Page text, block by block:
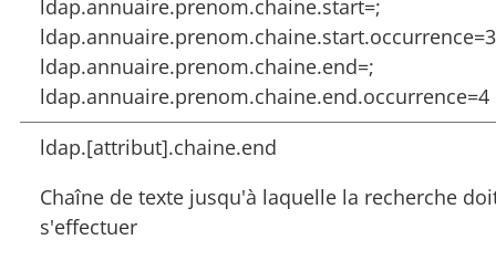
ldap.annuaire.prenom.chaine.start=;
ldap.annuaire.prenom.chaine.start.occurrence=3
ldap.annuaire.prenom.chaine.end=;
ldap.annuaire.prenom.chaine.end.occurrence=4
ldap.[attribut].chaine.end
Chaîne de texte jusqu'à laquelle la recherche
s'effectuer